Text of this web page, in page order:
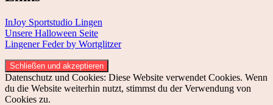
InJoy Sportstudio Lingen
Unsere Halloween Seite
Lingener Feder by Wortglitzer
Datenschutz und Cookies: Diese Website verwendet Cookies. Wenn
du die Website weiterhin nutzt, stimmst du der Verwendung von
Cookies zu.